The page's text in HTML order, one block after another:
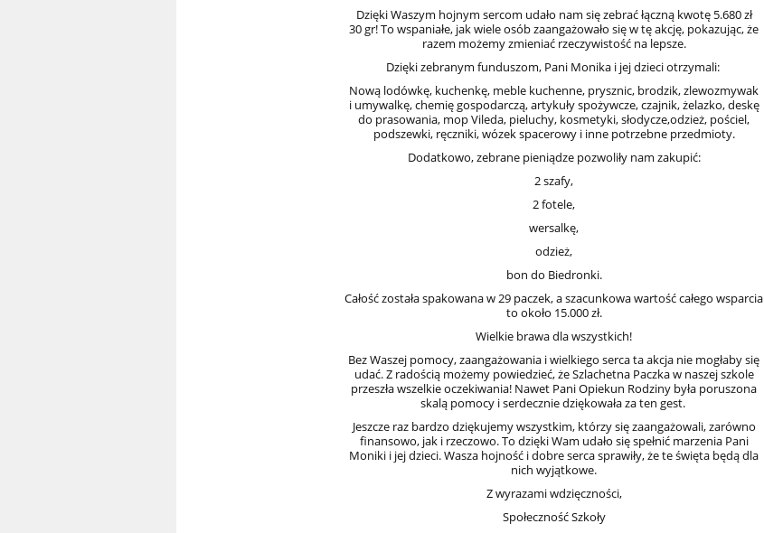
Dzięki Waszym hojnym sercom udało nam się zebrać łączną kwotę 5.680 zł
30 gr! To wspaniałe, jak wiele osób zaangażowało się w tę akcję, pokazując, że
razem możemy zmieniać rzeczywistość na lepsze.
Dzięki zebranym funduszom, Pani Monika i jej dzieci otrzymali:
Nową lodówkę, kuchenkę, meble kuchenne, prysznic, brodzik, zlewozmywak
i umywalkę,chemię gospodarczą,artykuły spożywcze, czajnik, żelazko,deskę
do prasowania, mop Vileda, pieluchy, kosmetyki, słodycze,odzież, pościel,
podszewki, ręczniki,wózek spacerowy i inne potrzebne przedmioty.
Dodatkowo, zebrane pieniądze pozwoliły nam zakupić:
2 szafy,
2 fotele,
wersalkę,
odzież,
bon do Biedronki.
Całość została spakowana w 29 paczek, a szacunkowa wartość całego wsparcia
to około 15.000 zł.
Wielkie brawa dla wszystkich!
Bez Waszej pomocy, zaangażowania i wielkiego serca ta akcja nie mogłaby się
udać. Z radością możemy powiedzieć, że Szlachetna Paczka w naszej szkole
przeszła wszelkie oczekiwania! Nawet Pani Opiekun Rodziny była poruszona
skalą pomocy i serdecznie dziękowała za ten gest.
Jeszcze raz bardzo dziękujemy wszystkim, którzy się zaangażowali, zarówno
finansowo, jak i rzeczowo. To dzięki Wam udało się spełnić marzenia Pani
Moniki i jej dzieci. Wasza hojność i dobre serca sprawiły, że te święta będą dla
nich wyjątkowe.
Z wyrazami wdzięczności,
Społeczność Szkoły